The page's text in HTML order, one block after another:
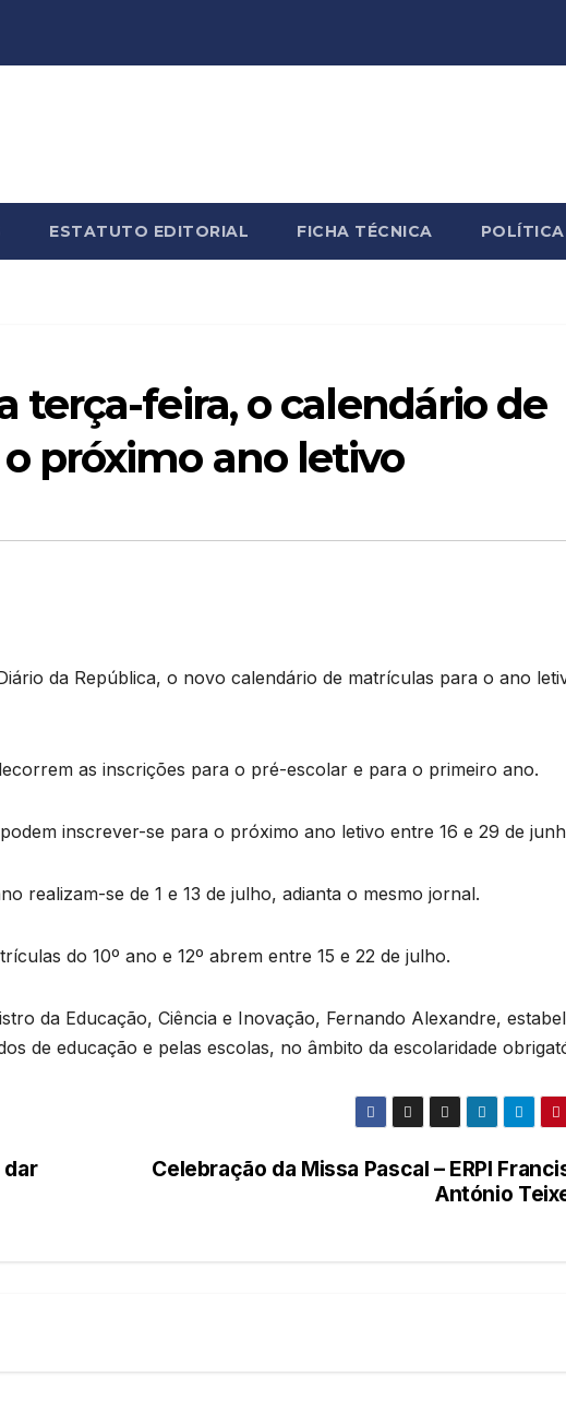
ESTATUTO EDITORIAL FICHA TÉCNICA
terça-feira, o calendário de
próximo ano letivo
da República, o novo calendário de matrículas para o ano
as inscrições para o pré-escolar e para o primeiro ano.
inscrever-se para o próximo ano letivo entre 16 e 29 de
realizam-se de 1 e 13 de julho, adianta o mesmo jornal.
do 10º ano e 12º abrem entre 15 e 22 de julho.
da Educação, Ciência e Inovação, Fernando Alexandre,
de educação e pelas escolas, no âmbito da escolaridade
Celebração da Missa Pascal – ERPI
António
dar